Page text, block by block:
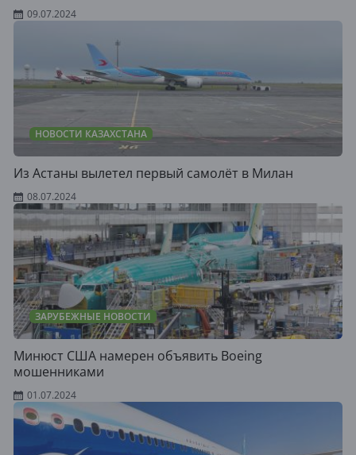
09.07.2024
НОВОСТИ КАЗАХСТАНА
Из Астаны вылетел первый самолёт в Милан
08.07.2024
ЗАРУБЕЖНЫЕ НОВОСТИ
Минюст США намерен объявить Boeing
мошенниками
01.07.2024